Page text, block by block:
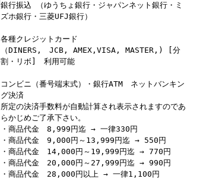
銀行振込 （ゆうちょ銀行・ジャパンネット銀行・ミ
ズホ銀行・三菱UFJ銀行）
各種クレジットカード
（DINERS, JCB, AMEX,VISA, MASTER,) [分
割・リボ] 利用可能
コンビニ（番号端末式）・銀行ATM ネットバンキン
グ決済
所定の決済手数料が自動計算され表示されますのであ
らかじめご了承下さい。
・商品代金 8,999円迄 → 一律330円
・商品代金 9,000円～13,999円迄 → 550円
・商品代金 14,000円～19,999円迄 → 770円
・商品代金 20,000円～27,999円迄 → 990円
・商品代金 28,000円以上 → 一律1,100円